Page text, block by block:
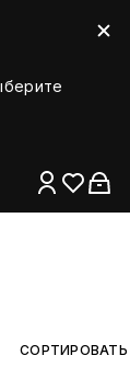
СОРТИРОВАТЬ